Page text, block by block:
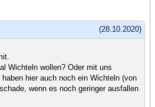
(28.10.2020)
Wichteln wollen? Oder mit uns
hier auch noch ein Wichteln (von
wenn es noch geringer ausfallen